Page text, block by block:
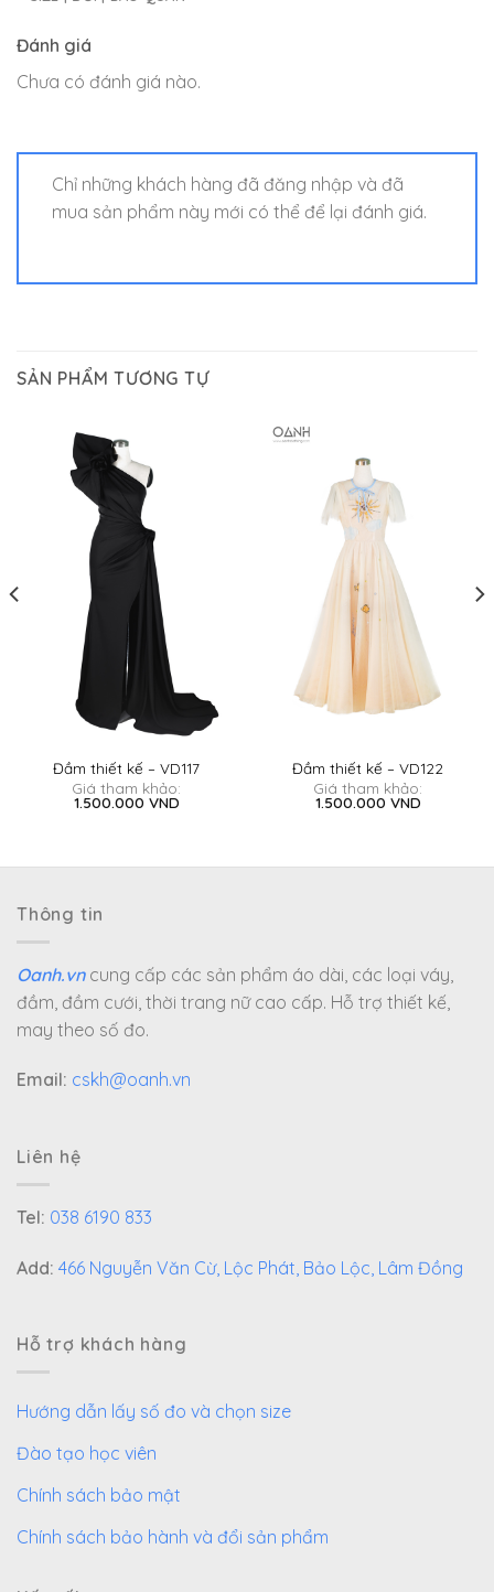
Đánh giá
Chưa có đánh giá nào.
Chỉ những khách hàng đã đăng nhập và đã
mua sản phẩm này mới có thể để lại đánh giá.
SẢN PHẨM TƯƠNG TỰ
Đầm thiết kế – VD117
Giá tham khảo:
1.500.000 VND
Đầm thiết kế – VD122
Giá tham khảo:
1.500.000 VND
Thông tin
Oanh.vn cung cấp các sản phẩm áo dài, các loại váy,
đầm, đầm cưới, thời trang nữ cao cấp. Hỗ trợ thiết kế,
may theo số đo.
Email: cskh@oanh.vn
Liên hệ
Tel: 038 6190 833
Add: 466 Nguyễn Văn Cừ, Lộc Phát, Bảo Lộc, Lâm Đồng
Hỗ trợ khách hàng
Hướng dẫn lấy số đo và chọn size
Đào tạo học viên
Chính sách bảo mật
Chính sách bảo hành và đổi sản phẩm